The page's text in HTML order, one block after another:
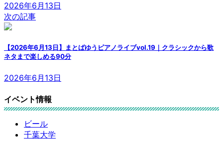
2026年6月13日
次の記事
【2026年6月13日】まとばゆうピアノライブvol.19｜クラシックから歌
ネタまで楽しめる90分
2026年6月13日
イベント情報
ビール
千葉大学